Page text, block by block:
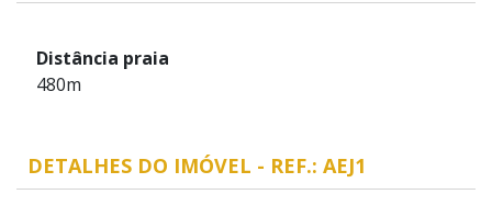
Distância praia
480m
DETALHES DO IMÓVEL - REF.: AEJ1